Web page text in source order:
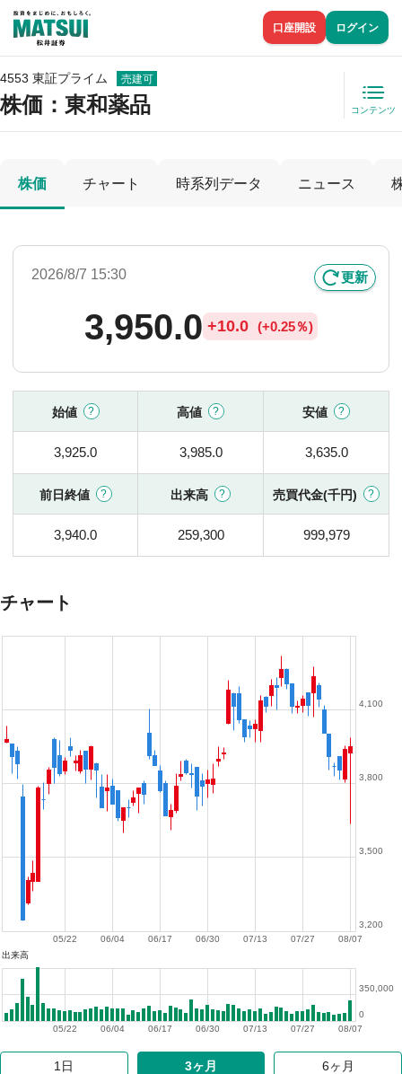
口座開設 ログイン
4553 東証プライム 売建可
株価 ：東和薬品 コンテンツ
株価 チャート 時系列データ ニュース
2026/8/7 15:30 更新
3,950.0 +10.0 (+0.25％)
始値 高値 安値
3,925.0 3,985.0 3,635.0
前日終値 出来高 売買代金(千円)
3,940.0 259,300 999,979
チャート
08/07
07/27
07/13
06/30
06/17
06/04
05/22
3,200
3,500
3,800
4,100
出来高
08/07
07/27
07/13
06/30
06/17
06/04
05/22
0
350,000
1日 3ヶ月 6ヶ月